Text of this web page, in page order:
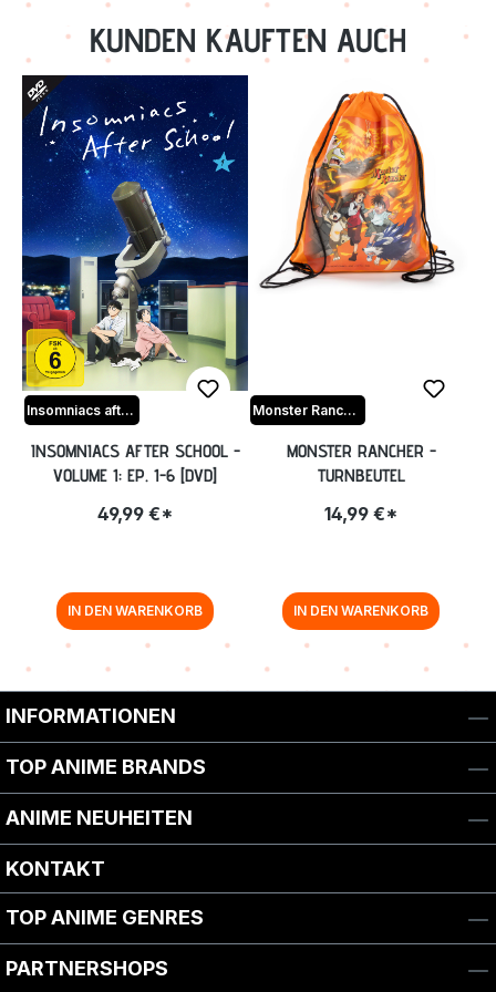
KUNDEN KAUFTEN AUCH
Insomniacs after school
INSOMNIACS AFTER SCHOOL -
VOLUME 1: EP. 1-6 [DVD]
49,99 €*
IN DEN WARENKORB
Monster Rancher
MONSTER RANCHER -
TURNBEUTEL
14,99 €*
IN DEN WARENKORB
Zurück zur Vor-/Zurück-Navigation
INFORMATIONEN
TOP ANIME BRANDS
ANIME NEUHEITEN
KONTAKT
TOP ANIME GENRES
PARTNERSHOPS